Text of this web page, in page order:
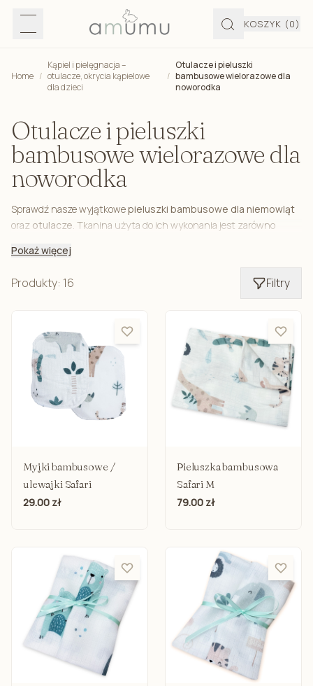
KOSZYK (0)
Home /
Kąpiel i pielęgnacja –
otulacze, okrycia kąpielowe
dla dzieci
/
Otulacze i pieluszki
bambusowe wielorazowe dla
noworodka
Otulacze i pieluszki
bambusowe wielorazowe dla
noworodka
Sprawdź nasze wyjątkowepieluszki bambusowe dla niemowląt
oraz otulacze. Tkanina użyta do ich wykonania jest zarówno
schnie i bardzo dobrze absorbuje wilgoć, co w przypadku takich
wyłącznie najwyższej jakości materiały, które są w pełni
Pokaż więcej
Produkty: 16 Filtry
Myjki bambusowe /
ulewajki Safari
29.00 zł
Pieluszka bambusowa
Safari M
79.00 zł